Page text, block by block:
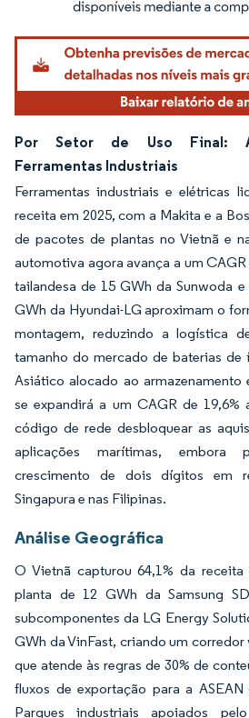
Por Setor de Uso Final:
Ferramentas Industriais
Ferramentas industriais e elétricas
receita em 2025, com a Makita e a
de pacotes de plantas no Vietnã e
automotiva agora avança a um
tailandesa de 15 GWh da Sunwoda
GWh da Hyundai-LG aproximam o
montagem, reduzindo a logística
tamanho do mercado de baterias de
Asiático alocado ao armazenamento
se expandirá a um CAGR de 19,6%
código de rede desbloquear as
aplicações marítimas, embora
crescimento de dois dígitos em
Singapura e nas Filipinas.
Análise Geográfica
O Vietnã capturou 64,1% da
planta de 12 GWh da Samsung
subcomponentes da LG Energy
GWh da VinFast, criando um
que atende às regras de 30% de
fluxos de exportação para a
Parques industriais apoiados